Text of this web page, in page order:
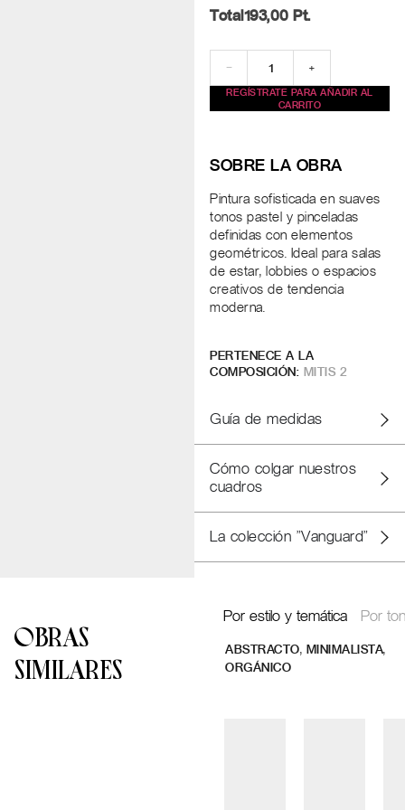
Total193,00 Pt.
− +
REGÍSTRATE PARA AÑADIR AL
CARRITO
SOBRE LA OBRA
Pintura sofisticada en suaves
tonos pastel y pinceladas
definidas con elementos
geométricos. Ideal para salas
de estar, lobbies o espacios
creativos de tendencia
moderna.
PERTENECE A LA
COMPOSICIÓN: MITIS 2
Guía de medidas
Cómo colgar nuestros
cuadros
La colección "Vanguard"
OBRAS
SIMILARES
Por estilo y temática Por
ABSTRACTO, MINIMALISTA,
ORGÁNICO